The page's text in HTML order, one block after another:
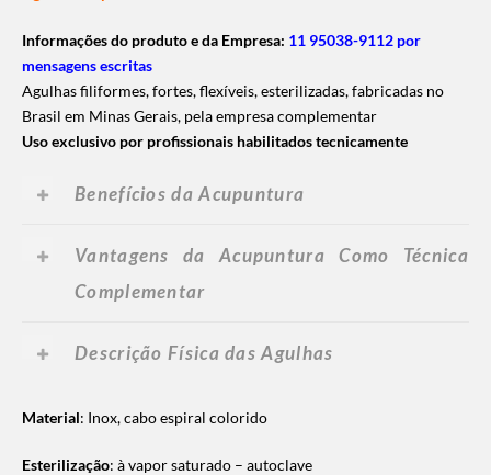
Informações do produto e da Empresa: 11 95038-9112 por
mensagens escritas
Agulhas filiformes, fortes, flexíveis, esterilizadas, fabricadas no
Brasil em Minas Gerais, pela empresa complementar
Uso exclusivo por profissionais habilitados tecnicamente
Benefícios da Acupuntura
Vantagens da Acupuntura Como Técnica
Complementar
Descrição Física das Agulhas
Material: Inox, cabo espiral colorido
Esterilização: à vapor saturado – autoclave